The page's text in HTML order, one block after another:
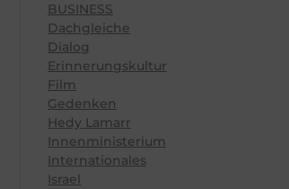
BUSINESS
Dachgleiche
Dialog
Erinnerungskultur
Film
Gedenken
Hedy Lamarr
Innenministerium
Internationales
Israel